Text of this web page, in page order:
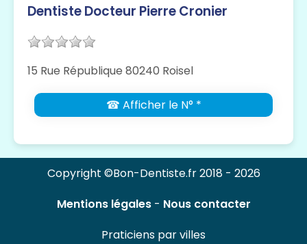
Dentiste Docteur Pierre Cronier
15 Rue République 80240 Roisel
☎ Afficher le N° *
Copyright ©Bon-Dentiste.fr 2018 - 2026
Mentions légales- Nous contacter
Praticiens par villes